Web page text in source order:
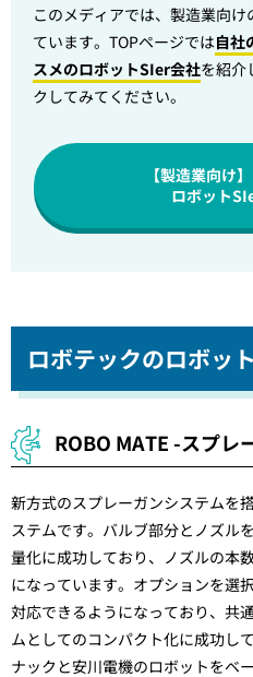
このメディアでは、製造業向
ています。TOPページでは自社
スメのロボットSIer会社を紹介
クしてみてください。
【製造業向け
ロボット
ロボテックのロボッ
ROBO MATE -スプレ
新方式のスプレーガンシステムを
ステムです。バルブ部分とノズル
量化に成功しており、ノズルの本
になっています。オプションを選
対応できるようになっており、共
ムとしてのコンパクト化に成功し
ナックと安川電機のロボットをベ